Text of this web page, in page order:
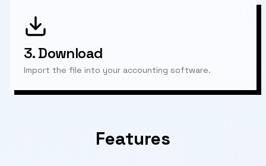
3.Download
Import the file into your accounting software.
Features